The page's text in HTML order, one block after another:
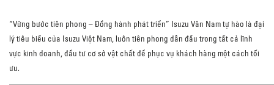
“Vững bước tiên phong – Đồng hành phát triển” Isuzu Vân Nam tự hào là đại
lý tiêu biểu của Isuzu Việt Nam, luôn tiên phong dẫn đầu trong tất cả lĩnh
vực kinh doanh, đầu tư cơ sở vật chất để phục vụ khách hàng một cách tối
ưu.